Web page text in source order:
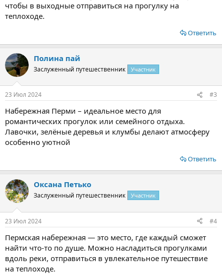
чтобы в выходные отправиться на прогулку на
теплоходе.
Ответить
Полина пай
Заслуженный путешественник Участник
23 Июл 2024 #3
Набережная Перми – идеальное место для
романтических прогулок или семейного отдыха.
Лавочки, зелёные деревья и клумбы делают атмосферу
особенно уютной
Ответить
Оксана Петько
Заслуженный путешественник Участник
23 Июл 2024 #4
Пермская набережная — это место, где каждый сможет
найти что-то по душе. Можно насладиться прогулками
вдоль реки, отправиться в увлекательное путешествие
на теплоходе.